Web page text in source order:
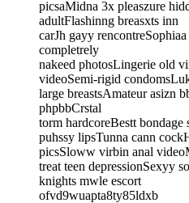
picsaMidna 3x pleaszure
adultFlashinng breasxts inn
carJh gayy
completrely
nakeed photosLingerie old
videoSemi-rigid
large breastsAmateur asizn
phpbbCrstal
torm hardcoreBestt
puhssy lipsTunna cann
picsSloww virbin anal
treat teen depressionSexyy
knights mwle escort
ofvd9wuapta8ty85ldxb